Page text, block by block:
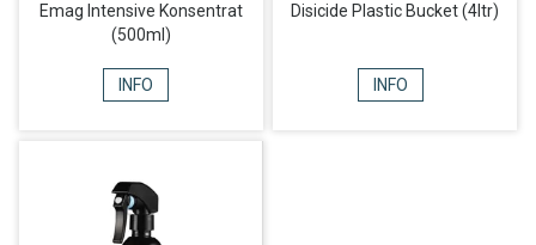
Emag Intensive Konsentrat
(500ml)
INFO
Disicide Plastic Bucket (4ltr)
INFO